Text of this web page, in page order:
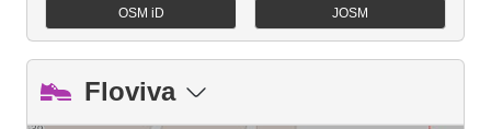
OSM iD JOSM
Floviva